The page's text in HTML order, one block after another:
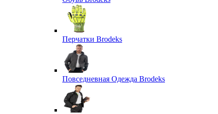
Перчатки Brodeks
Повседневная Одежда Brodeks